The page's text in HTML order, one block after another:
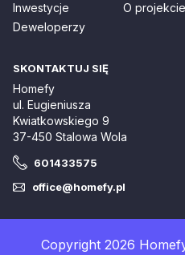
Inwestycje
Deweloperzy
O projekcie
SKONTAKTUJ SIĘ
Homefy
ul. Eugieniusza
Kwiatkowskiego 9
37-450 Stalowa Wola
601433575
office@homefy.pl
Copyright 2026